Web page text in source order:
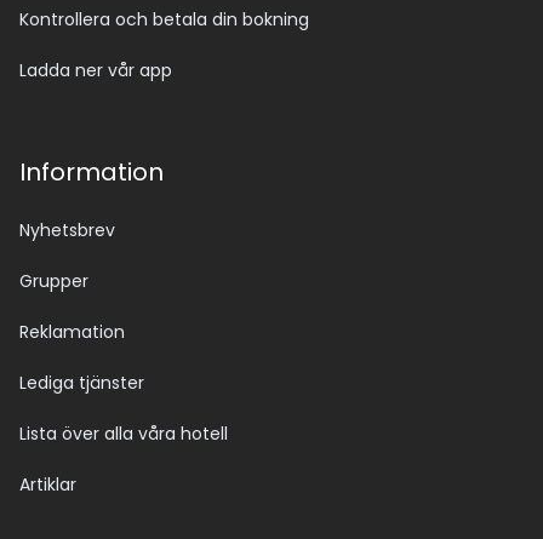
Kontrollera och betala din bokning
Ladda ner vår app
Information
Nyhetsbrev
Grupper
Reklamation
Lediga tjänster
Lista över alla våra hotell
Artiklar